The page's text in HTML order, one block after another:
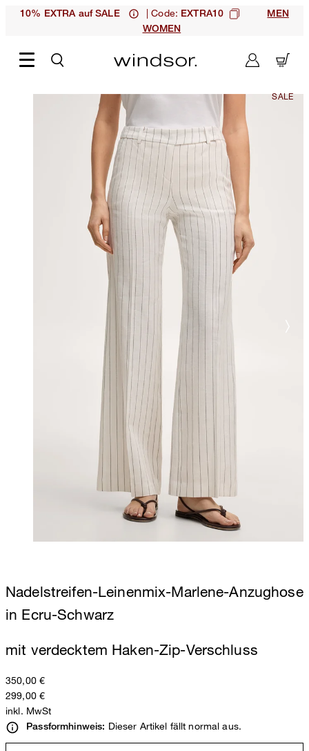
10% EXTRA auf SALE | Code: EXTRA10
MEN
WOMEN
Nadelstreifen-Leinenmix-Marlene-Anzughose
in Ecru-Schwarz
mit verdecktem Haken-Zip-Verschluss
350,00 €
299,00 €
inkl. MwSt
Passformhinweis: Dieser Artikel fällt normal aus.